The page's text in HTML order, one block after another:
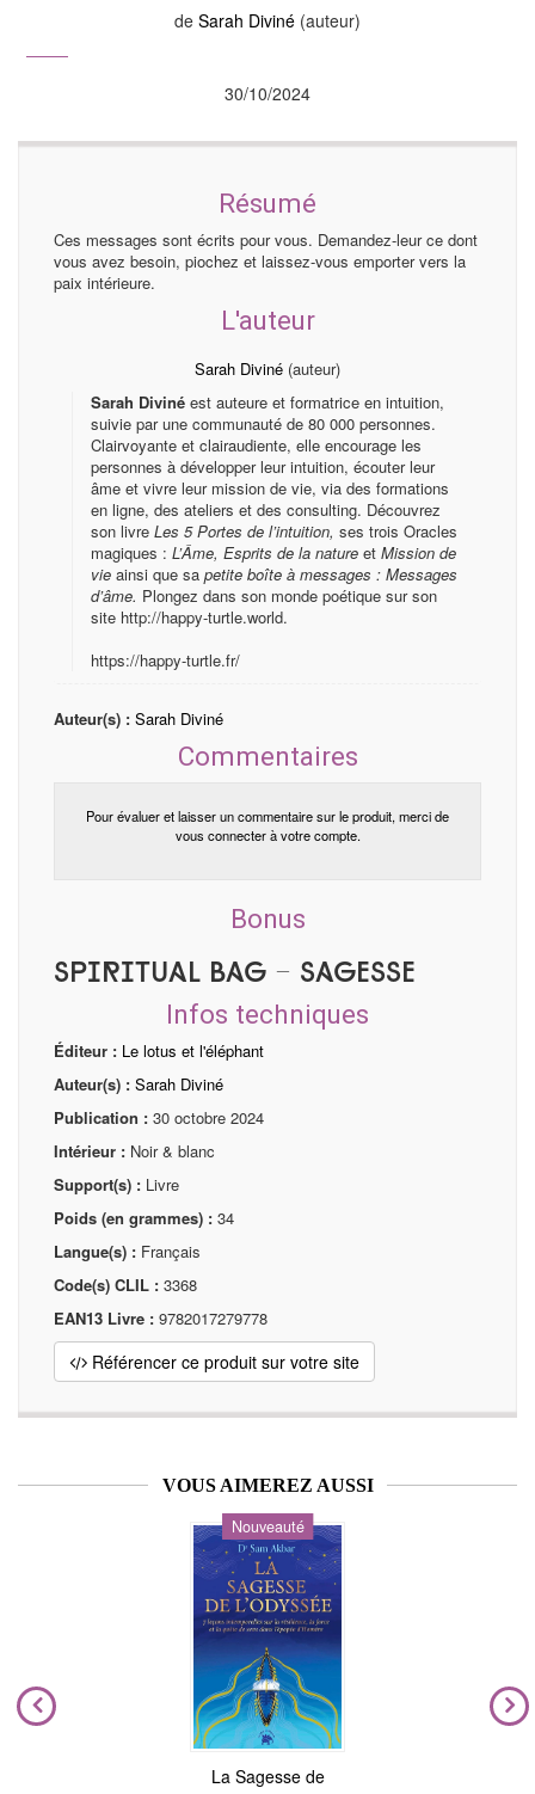
de Sarah Diviné (auteur)
30/10/2024
Résumé
Ces messages sont écrits pour vous. Demandez-leur ce dont
vous avez besoin, piochez et laissez-vous emporter vers la
paix intérieure.
L'auteur
Sarah Diviné (auteur)
Sarah Diviné est auteure et formatrice en intuition,
suivie par une communauté de 80 000 personnes.
Clairvoyante et clairaudiente, elle encourage les
personnes à développer leur intuition, écouter leur
âme et vivre leur mission de vie, via des formations
en ligne, des ateliers et des consulting. Découvrez
son livre Les 5 Portes de l’intuition, ses trois Oracles
magiques : L’Âme, Esprits de la nature et Mission de
vie ainsi que sa petite boîte à messages : Messages
d’âme. Plongez dans son monde poétique sur son
site http://happy-turtle.world.
https://happy-turtle.fr/
Auteur(s) : Sarah Diviné
Commentaires
Pour évaluer et laisser un commentaire sur le produit, merci de
vous connecter à votre compte.
Bonus
Spiritual bag - Sagesse
Infos techniques
Éditeur : Le lotus et l'éléphant
Auteur(s) : Sarah Diviné
Publication : 30 octobre 2024
Intérieur : Noir & blanc
Support(s) : Livre
Poids (en grammes) : 34
Langue(s) : Français
Code(s) CLIL : 3368
EAN13 Livre : 9782017279778
Référencer ce produit sur votre site
VOUS AIMEREZ AUSSI
Nouveauté
La Sagesse de